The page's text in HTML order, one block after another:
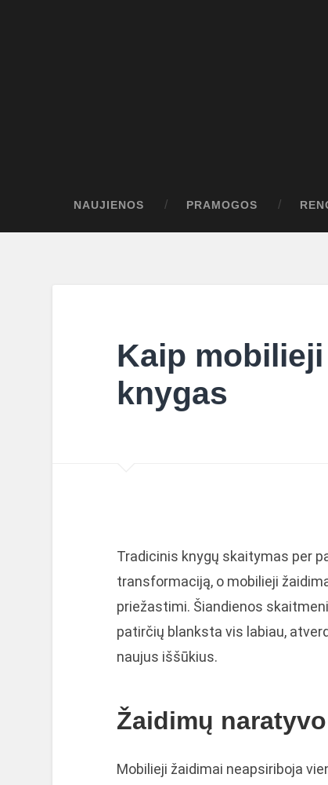
NAUJIENOS PRAMOGOS
Kaip
knygas
Tradicinis knygų skaitymas per
transformaciją, o mobilieji
priežastimi. Šiandienos
patirčių blanksta vis labiau,
naujus iššūkius.
Žaidimų
Mobilieji žaidimai neapsiriboja